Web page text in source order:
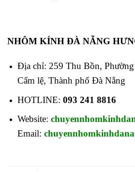
NHÔM KÍNH ĐÀ NẴNG
Địa chỉ: 259 Thu Bồn,
Cẩm lệ, Thành phố Đà Nẵng
HOTLINE: 093 241 8816
Website:
Email: